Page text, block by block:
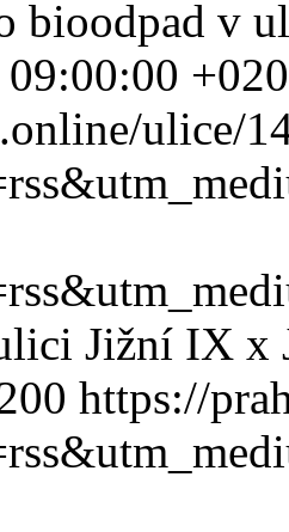
bioodpad v
ulice/
Jižní IX x
https://